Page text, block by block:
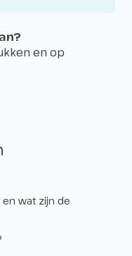
en op
wat zijn de